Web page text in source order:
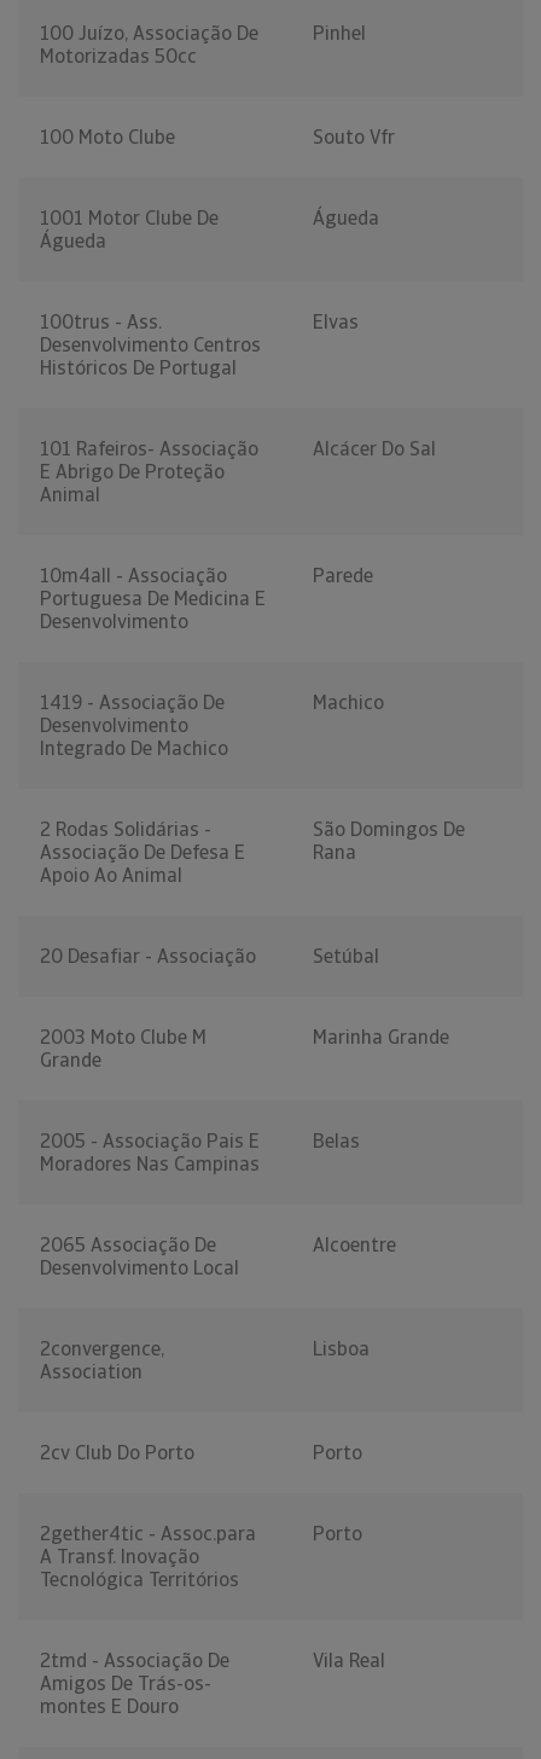
100 Juízo, Associação De
Motorizadas 50cc
Pinhel
100 Moto Clube Souto Vfr
1001 Motor Clube De
Águeda
Águeda
100trus - Ass.
Desenvolvimento Centros
Históricos De Portugal
Elvas
101 Rafeiros- Associação
E Abrigo De Proteção
Animal
Alcácer Do Sal
10m4all - Associação
Portuguesa De Medicina E
Desenvolvimento
Parede
1419 - Associação De
Desenvolvimento
Integrado De Machico
Machico
2 Rodas Solidárias -
Associação De Defesa E
Apoio Ao Animal
São Domingos De
Rana
20 Desafiar - Associação Setúbal
2003 Moto Clube M
Grande
Marinha Grande
2005 - Associação Pais E
Moradores Nas Campinas
Belas
2065 Associação De
Desenvolvimento Local
Alcoentre
2convergence,
Association
Lisboa
2cv Club Do Porto Porto
2gether4tic - Assoc.para
A Transf. Inovação
Tecnológica Territórios
Porto
2tmd - Associação De
Amigos De Trás-os-
montes E Douro
Vila Real